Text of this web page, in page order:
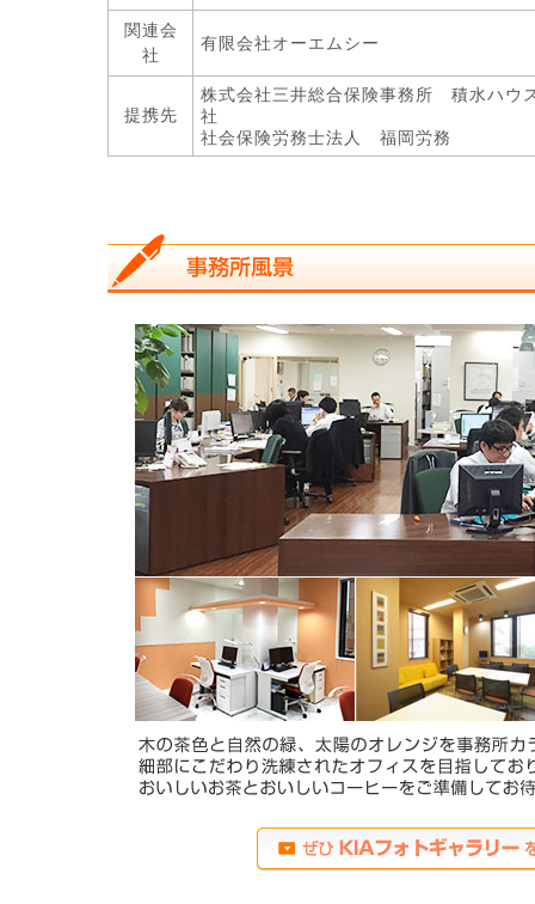
関連会
社
有限会社オーエムシー
提携先
株式会社三井総合保険事務所 積水ハウ
社
社会保険労務士法人 福岡労務